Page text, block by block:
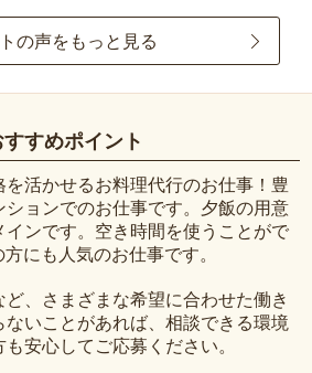
の声をもっと見る
すめポイント
活かせるお料理代行のお仕事！豊
ョンでのお仕事です。夕飯の用意
ンです。空き時間を使うことがで
にも人気のお仕事です。
、さまざまな希望に合わせた働き
いことがあれば、相談できる環境
安心してご応募ください。